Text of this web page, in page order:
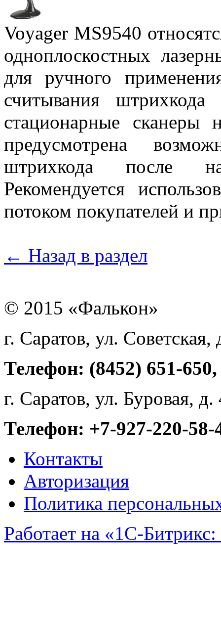
Voyager MS9540
одноплоскостных
для ручного
считывания
стационарные
предусмотрена
штрихкода после
Рекомендуется
потоком покупателей и
← Назад в раздел
© 2015 «Фалькон»
г. Саратов, ул. Советская,
Телефон: (8452) 651-650,
г. Саратов, ул. Буровая,
Телефон: +7-927-220-58-
Контакты
Авторизация
Политика
Работает на «1С-
Задать вопрос